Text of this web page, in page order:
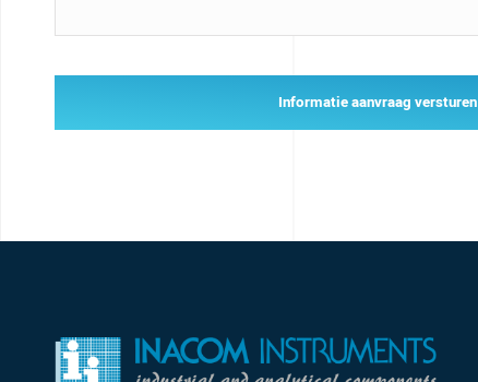
Informatie aanvraag versturen